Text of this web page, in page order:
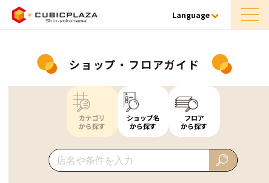
Language
ショップ・フロアガイド
カテゴリ
から探す
ショップ名
から探す
フロア
から探す